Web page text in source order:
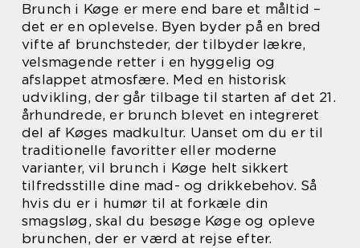
Brunch i Køge er mere end bare et måltid –
det er en oplevelse. Byen byder på en bred
vifte af brunchsteder, der tilbyder lækre,
velsmagende retter i en hyggelig og
afslappet atmosfære. Med en historisk
udvikling, der går tilbage til starten af det 21.
århundrede, er brunch blevet en integreret
del af Køges madkultur. Uanset om du er til
traditionelle favoritter eller moderne
varianter, vil brunch i Køge helt sikkert
tilfredsstille dine mad- og drikkebehov. Så
hvis du er i humør til at forkæle din
smagsløg, skal du besøge Køge og opleve
brunchen, der er værd at rejse efter.